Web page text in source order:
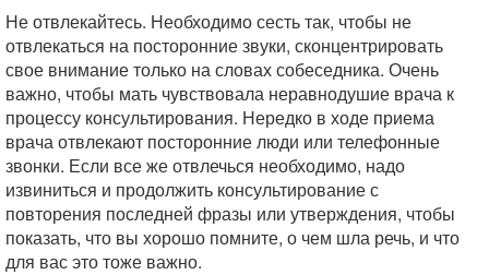
Не отвлекайтесь. Необходимо сесть так, чтобы не
отвлекаться на посторонние звуки, сконцентрировать
свое внимание только на словах собеседника. Очень
важно, чтобы мать чувствовала неравнодушие врача к
процессу консультирования. Нередко в ходе приема
врача отвлекают посторонние люди или телефонные
звонки. Если все же отвлечься необходимо, надо
извиниться и продолжить консультирование с
повторения последней фразы или утверждения, чтобы
показать, что вы хорошо помните, о чем шла речь, и что
для вас это тоже важно.